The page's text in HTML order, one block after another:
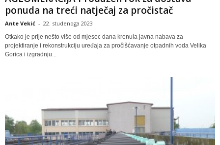
ponuda na treći natječaj za pročistač
Ante Vekić - 22. studenoga 2023
Otkako je prije nešto više od mjesec dana krenula javna nabava za
projektiranje i rekonstrukciju uređaja za pročišćavanje otpadnih voda Velika
Gorica i izgradnju...